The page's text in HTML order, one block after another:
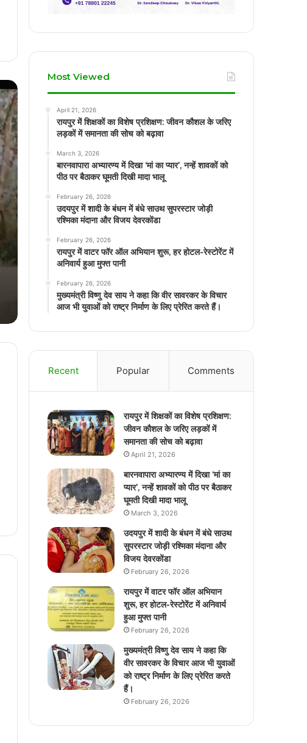
Most Viewed
April 21, 2026
रायपुर में शिक्षकों का विशेष प्रशिक्षण: जीवन कौशल के जरिए
लड़कों में समानता की सोच को बढ़ावा
March 3, 2026
बारनवापारा अभ्यारण्य में दिखा ‘मां का प्यार’, नन्हें शावकों को
पीठ पर बैठाकर घूमती दिखी मादा भालू
February 26, 2026
उदयपुर में शादी के बंधन में बंधे साउथ सुपरस्टार जोड़ी
रश्मिका मंदाना और विजय देवरकोंडा
February 26, 2026
रायपुर में वाटर फॉर ऑल अभियान शुरू, हर होटल-रेस्टोरेंट में
अनिवार्य हुआ मुफ्त पानी
February 26, 2026
मुख्यमंत्री विष्णु देव साय ने कहा कि वीर सावरकर के विचार
आज भी युवाओं को राष्ट्र निर्माण के लिए प्रेरित करते हैं।
Recent Popular Comments
रायपुर में शिक्षकों का विशेष प्रशिक्षण:
जीवन कौशल के जरिए लड़कों में
समानता की सोच को बढ़ावा
April 21, 2026
बारनवापारा अभ्यारण्य में दिखा ‘मां का
प्यार’, नन्हें शावकों को पीठ पर बैठाकर
घूमती दिखी मादा भालू
March 3, 2026
उदयपुर में शादी के बंधन में बंधे साउथ
सुपरस्टार जोड़ी रश्मिका मंदाना और
विजय देवरकोंडा
February 26, 2026
रायपुर में वाटर फॉर ऑल अभियान
शुरू, हर होटल-रेस्टोरेंट में अनिवार्य
हुआ मुफ्त पानी
February 26, 2026
मुख्यमंत्री विष्णु देव साय ने कहा कि
वीर सावरकर के विचार आज भी युवाओं
को राष्ट्र निर्माण के लिए प्रेरित करते
हैं।
February 26, 2026